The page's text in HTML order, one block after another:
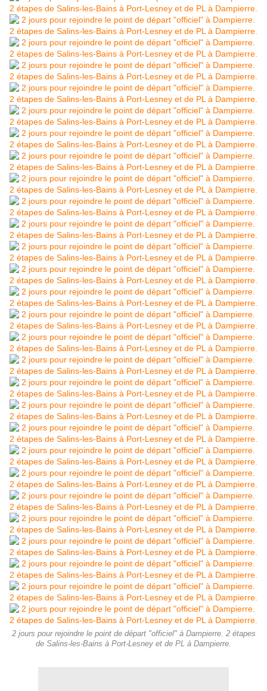
2 jours pour rejoindre le point de départ "officiel" à Dampierre. 2 étapes
de Salins-les-Bains à Port-Lesney et de PL à Dampierre.